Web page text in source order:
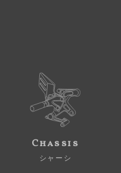
Chassis
シャーシ